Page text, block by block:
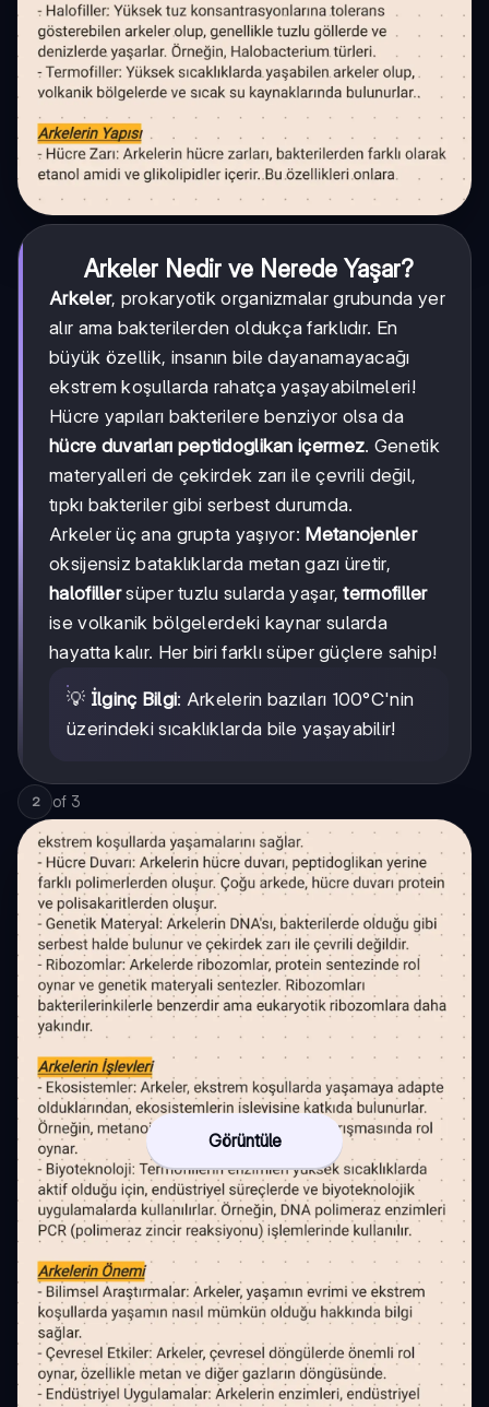
Arkeler Nedir ve Nerede Yaşar?
Arkeler, prokaryotik organizmalar grubunda yer
alır ama bakterilerden oldukça farklıdır. En
büyük özellik, insanın bile dayanamayacağı
ekstrem koşullarda rahatça yaşayabilmeleri!
Hücre yapıları bakterilere benziyor olsa da
hücre duvarları peptidoglikan içermez. Genetik
materyalleri de çekirdek zarı ile çevrili değil,
tıpkı bakteriler gibi serbest durumda.
Arkeler üç ana grupta yaşıyor: Metanojenler
oksijensiz bataklıklarda metan gazı üretir,
halofillersüper tuzlu sularda yaşar,termofiller
ise volkanik bölgelerdeki kaynar sularda
hayatta kalır. Her biri farklı süper güçlere sahip!
💡 İlginç Bilgi: Arkelerin bazıları 100°C'nin
üzerindeki sıcaklıklarda bile yaşayabilir!
2 of 3
Görüntüle